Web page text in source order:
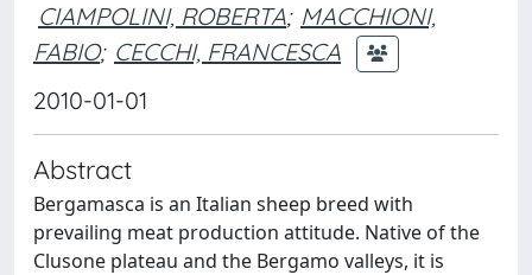
CIAMPOLINI, ROBERTA; MACCHIONI,
FABIO; CECCHI, FRANCESCA
2010-01-01
Abstract
Bergamasca is an Italian sheep breed with
prevailing meat production attitude. Native of the
Clusone plateau and the Bergamo valleys, it is